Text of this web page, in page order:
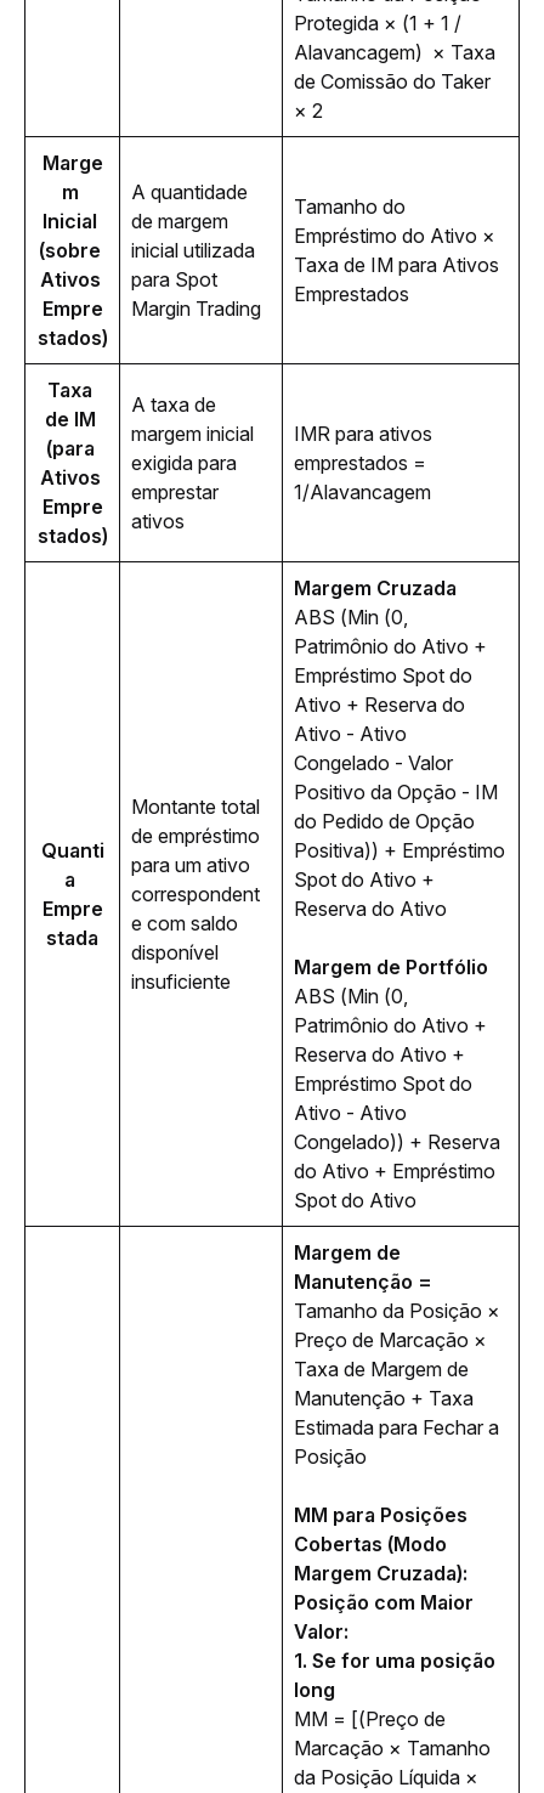
Protegida × (1 + 1 /
Alavancagem)  × Taxa
de Comissão do Taker
× 2
Marge
m
Inicial
(sobre
Ativos
Empre
stados)
A quantidade
de margem
inicial utilizada
para Spot
Margin Trading
Tamanho do
Empréstimo do Ativo ×
Taxa de IM para Ativos
Emprestados
Taxa
de IM
(para
Ativos
Empre
stados)
A taxa de
margem inicial
exigida para
emprestar
ativos
IMR para ativos
emprestados =
1/Alavancagem
Quanti
a
Empre
stada
Montante total
de empréstimo
para um ativo
correspondent
e com saldo
disponível
insuficiente
Margem Cruzada
ABS (Min (0,
Patrimônio do Ativo +
Empréstimo Spot do
Ativo + Reserva do
Ativo - Ativo
Congelado - Valor
Positivo da Opção - IM
do Pedido de Opção
Positiva)) + Empréstimo
Spot do Ativo +
Reserva do Ativo
Margem de Portfólio
ABS (Min (0,
Patrimônio do Ativo +
Reserva do Ativo +
Empréstimo Spot do
Ativo - Ativo
Congelado)) + Reserva
do Ativo + Empréstimo
Spot do Ativo
Margem de
Tamanho da Posição ×
Preço de Marcação ×
Taxa de Margem de
Manutenção + Taxa
Estimada para Fechar a
Posição
MM para Posições
Cobertas (Modo
Margem Cruzada):
Posição com Maior
Valor:
1. Se for uma posição
long
MM = [(Preço de
Marcação × Tamanho
da Posição Líquida ×